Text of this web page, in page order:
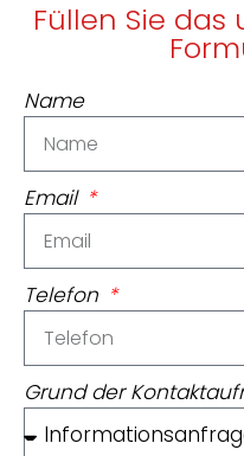
Füllen Sie
Name
Email
Telefon
Grund der